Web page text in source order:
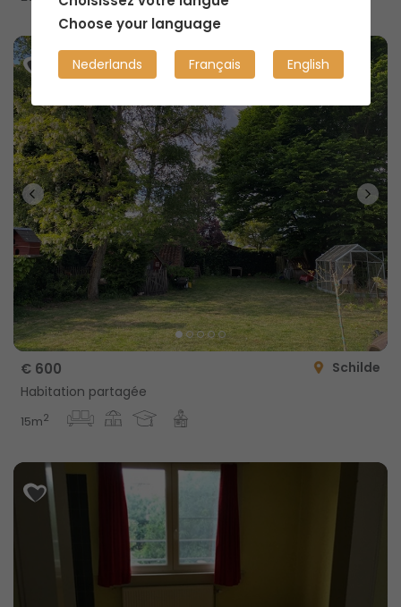
€ 600
Schilde
Habitation partagée
15m2
Choose your language
Nederlands Français English